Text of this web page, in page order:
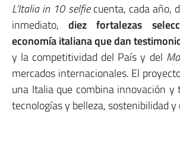
L’Italia in 10 selfiecuenta, cada año,
inmediato,diez fortalezas
economía italiana que dan
y la competitividad del País y del
mercados internacionales. El
una Italia que combina innovación y
tecnologías y belleza, sostenibilidad